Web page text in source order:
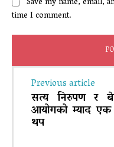
time I comment.
Previous article
सत्य निरुपण र
आयोगको म्याद एक
थप